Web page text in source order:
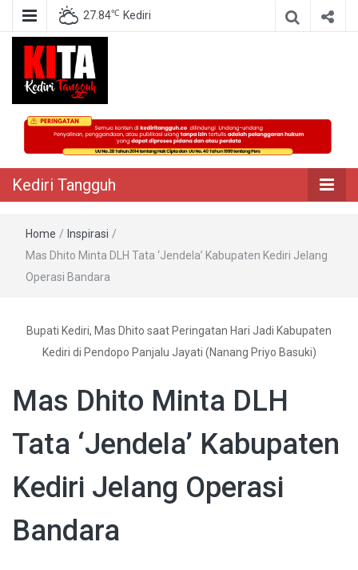
27.84℃ Kediri
Kediri Tangguh
Berita Akurat Terpercaya
Kediri Tangguh
Home / Inspirasi /
Mas Dhito Minta DLH Tata ‘Jendela’ Kabupaten Kediri Jelang
Operasi Bandara
Bupati Kediri, Mas Dhito saat Peringatan Hari Jadi Kabupaten
Kediri di Pendopo Panjalu Jayati (Nanang Priyo Basuki)
Mas Dhito Minta DLH
Tata ‘Jendela’ Kabupaten
Kediri Jelang Operasi
Bandara